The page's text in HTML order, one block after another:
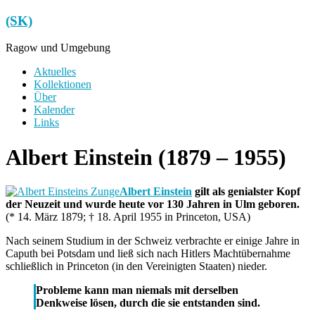
Zum
Inhalt
springen
(SK)
Ragow und Umgebung
Menü
Aktuelles
Kollektionen
Über
Kalender
Links
Albert Einstein (1879 – 1955)
Albert Einstein gilt als genialster Kopf
der Neuzeit und wurde heute vor 130 Jahren in Ulm geboren.
(* 14. März 1879; † 18. April 1955 in Princeton, USA)
Nach seinem Studium in der Schweiz verbrachte er einige Jahre in
Caputh bei Potsdam und ließ sich nach Hitlers Machtübernahme
schließlich in Princeton (in den Vereinigten Staaten) nieder.
Probleme kann man niemals mit derselben
Denkweise lösen, durch die sie entstanden sind.